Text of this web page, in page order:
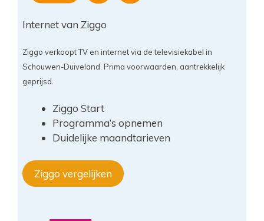
Internet van Ziggo
Ziggo verkoopt TV en internet via de televisiekabel in
Schouwen-Duiveland. Prima voorwaarden, aantrekkelijk
geprijsd.
Ziggo Start
Programma’s opnemen
Duidelijke maandtarieven
Ziggo vergelijken